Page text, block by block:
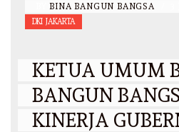
BINA BANGUN BANGSA
DKI JAKARTA
KETUA UMUM
BANGUN
KINERJA